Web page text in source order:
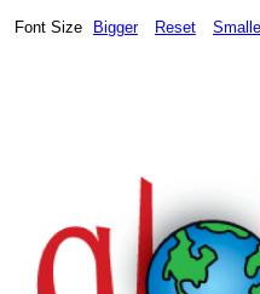
Font Size Bigger Reset